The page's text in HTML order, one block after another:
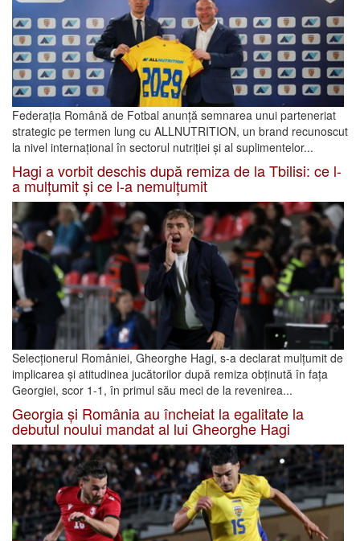
Federația Română de Fotbal anunță semnarea unui parteneriat
strategic pe termen lung cu ALLNUTRITION, un brand recunoscut
la nivel internațional în sectorul nutriției și al suplimentelor...
Hagi a vorbit deschis după remiza de la Tbilisi: ce l-
a mulțumit și ce l-a nemulțumit
Selecționerul României, Gheorghe Hagi, s-a declarat mulțumit de
implicarea și atitudinea jucătorilor după remiza obținută în fața
Georgiei, scor 1-1, în primul său meci de la revenirea...
Georgia și România au încheiat la egalitate la
debutul noului mandat al lui Gheorghe Hagi